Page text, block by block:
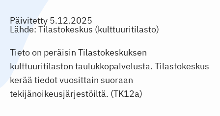
Päivitetty 5.12.2025
Lähde: Tilastokeskus (kulttuuritilasto)
Tieto on peräisin Tilastokeskuksen
kulttuuritilaston taulukkopalvelusta. Tilastokeskus
kerää tiedot vuosittain suoraan
tekijänoikeusjärjestöiltä. (TK12a)